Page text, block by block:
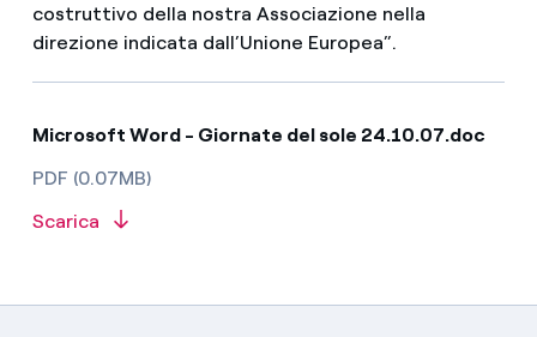
costruttivo della nostra Associazione nella
direzione indicata dall’Unione Europea”.
Microsoft Word - Giornate del sole 24.10.07.doc
PDF (0.07MB)
Scarica